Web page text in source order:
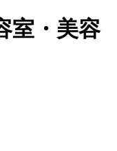
室・美容